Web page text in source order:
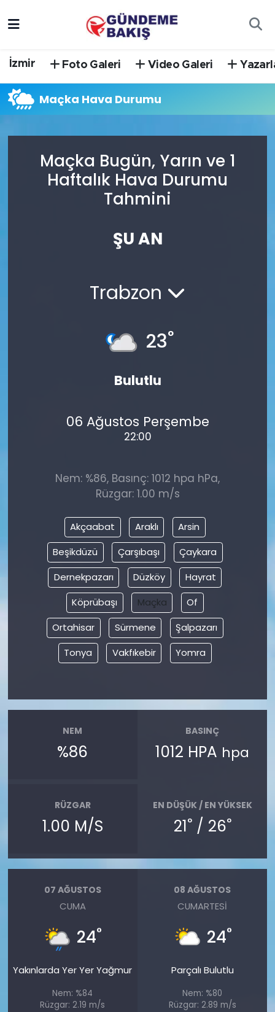
İzmir Foto Galeri Video Galeri
Maçka Hava Durumu
Maçka Bugün, Yarın ve 1
Haftalık Hava Durumu
Tahmini
ŞU AN
Trabzon
23°
Bulutlu
06 Ağustos Perşembe
22:00
Nem: %86, Basınç: 1012 hpa hPa,
Rüzgar: 1.00 m/s
Akçaabat Araklı
Arsin
Beşikdüzü
Çarşıbaşı
Çaykara
Dernekpazarı
Düzköy
Hayrat
Köprübaşı
Maçka
Of
Ortahisar
Sürmene
Şalpazarı
Tonya
Vakfıkebir Yomra
NEM
%86
BASINÇ
1012 HPA hpa
RÜZGAR
1.00 M/S
EN DÜŞÜK / EN YÜKSEK
21°/ 26°
07 AĞUSTOS
CUMA
24°
Yakınlarda Yer Yer Yağmur
Nem: %84
Rüzgar: 2.19 m/s
08 AĞUSTOS
CUMARTESI
24°
Parçalı Bulutlu
Nem: %80
Rüzgar: 2.89 m/s
DÜNYA
EGE
EĞİTİM
KÜLTÜR SANAT
Siyaset
TEKNOLOJİ
Yaşam
YEREL POLİTİKA
YEREL YÖNETİMLER
Trafik Durumu
Süper Lig Puan Durumu ve Fikstür
Tüm Manşetler
Son Dakika Haberleri